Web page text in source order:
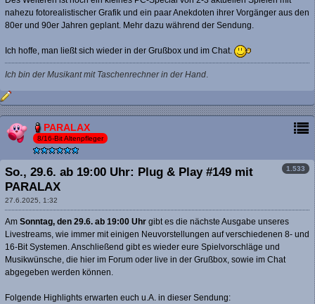
nahezu fotorealistischer Grafik und ein paar Anekdoten ihrer Vorgänger aus den
80er und 90er Jahren geplant. Mehr dazu während der Sendung.
Ich hoffe, man ließt sich wieder in der Grußbox und im Chat.
Ich bin der Musikant mit Taschenrechner in der Hand
PARALAX
8/16-Bit Altenpfleger
1.533
So., 29.6. ab 19:00 Uhr: Plug & Play #149 mit
PARALAX
27.6.2025, 1:32
Am Sonntag, den 29.6. ab 19:00 Uhr gibt es die nächste Ausgabe unseres
Livestreams, wie immer mit einigen Neuvorstellungen auf verschiedenen 8- und
16-Bit Systemen. Anschließend gibt es wieder eure Spielvorschläge und
Musikwünsche, die hier im Forum oder live in der Grußbox, sowie im Chat
abgegeben werden können.
Folgende Highlights erwarten euch u.A. in dieser Sendung: